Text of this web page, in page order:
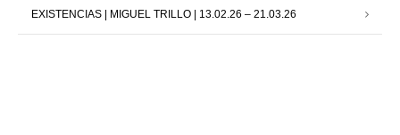
EXISTENCIAS | MIGUEL TRILLO | 13.02.26 – 21.03.26